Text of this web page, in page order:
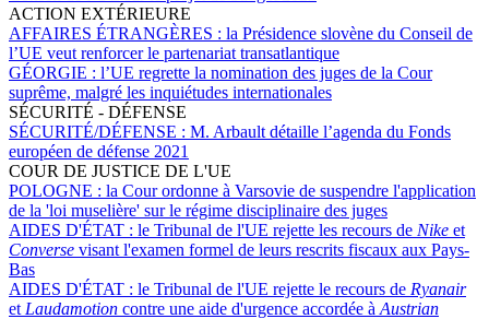
ACTION EXTÉRIEURE
AFFAIRES ÉTRANGÈRES : la Présidence slovène du Conseil de
l’UE veut renforcer le partenariat transatlantique
GÉORGIE : l’UE regrette la nomination des juges de la Cour
suprême, malgré les inquiétudes internationales
SÉCURITÉ - DÉFENSE
SÉCURITÉ/DÉFENSE : M. Arbault détaille l’agenda du Fonds
européen de défense 2021
COUR DE JUSTICE DE L'UE
POLOGNE : la Cour ordonne à Varsovie de suspendre l'application
de la 'loi muselière' sur le régime disciplinaire des juges
AIDES D'ÉTAT : le Tribunal de l'UE rejette les recours de Nike et
Converse visant l'examen formel de leurs rescrits fiscaux aux Pays-
Bas
AIDES D'ÉTAT : le Tribunal de l'UE rejette le recours de Ryanair
et Laudamotion contre une aide d'urgence accordée à Austrian